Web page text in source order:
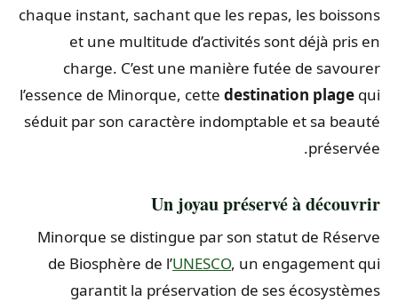
chaque instant, sachant que les repas, les boissons
et une multitude d’activités sont déjà pris en
charge. C’est une manière futée de savourer
l’essence de Minorque, cettedestination plage qui
séduit par son caractère indomptable et sa beauté
préservée.
Un joyau préservé à découvrir
Minorque se distingue par son statut de Réserve
de Biosphère de l’UNESCO , un engagement qui
garantit la préservation de ses écosystèmes